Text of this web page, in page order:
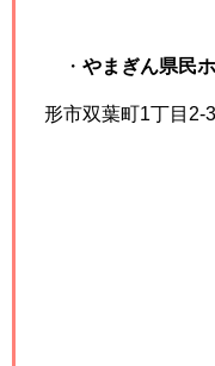
・ やまぎん県民
形市双葉町1丁目2-